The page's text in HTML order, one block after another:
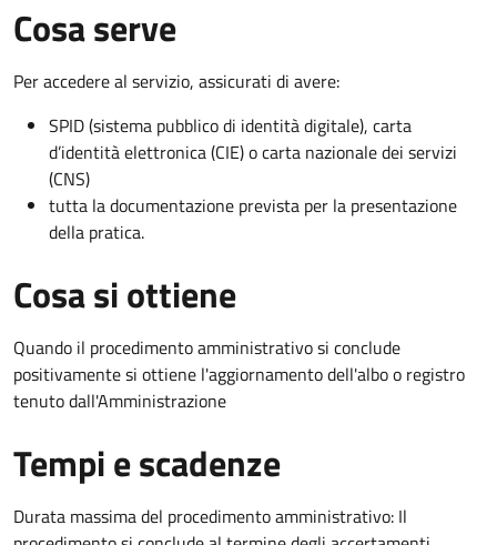
Cosa serve
Per accedere al servizio, assicurati di avere:
SPID (sistema pubblico di identità digitale), carta
d’identità elettronica (CIE) o carta nazionale dei servizi
(CNS)
tutta la documentazione prevista per la presentazione
della pratica.
Cosa si ottiene
Quando il procedimento amministrativo si conclude
positivamente si ottiene l'aggiornamento dell'albo o registro
tenuto dall'Amministrazione
Tempi e scadenze
Durata massima del procedimento amministrativo: Il